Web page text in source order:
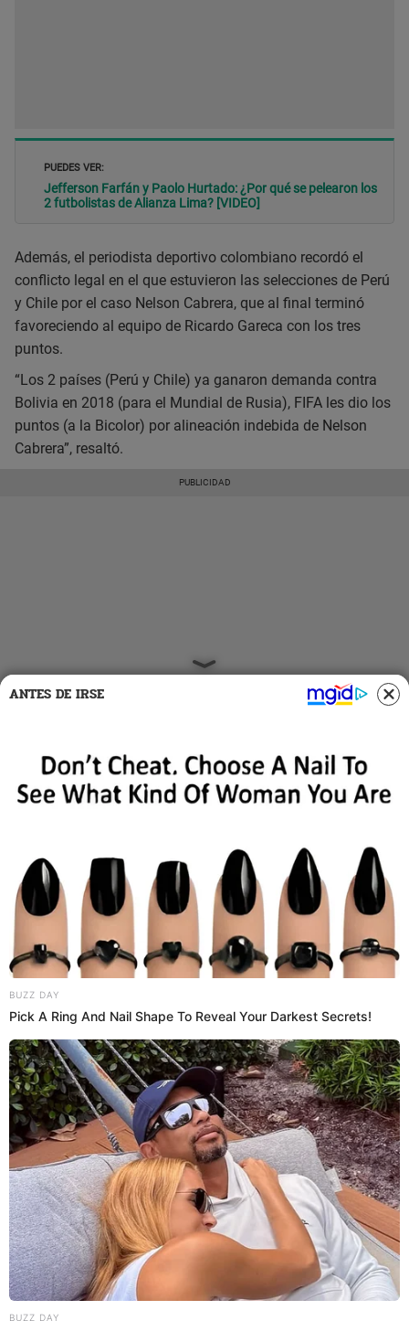
PUEDES VER:
Jefferson Farfán y Paolo Hurtado: ¿Por qué se pelearon los
2 futbolistas de Alianza Lima? [VIDEO]
Además, el periodista deportivo colombiano recordó el
conflicto legal en el que estuvieron las selecciones de Perú
y Chile por el caso Nelson Cabrera, que al final terminó
favoreciendo al equipo de Ricardo Gareca con los tres
puntos.
“Los 2 países (Perú y Chile) ya ganaron demanda contra
Bolivia en 2018 (para el Mundial de Rusia), FIFA les dio los
puntos (a la Bicolor) por alineación indebida de Nelson
Cabrera”, resaltó.
ANTES DE IRSE